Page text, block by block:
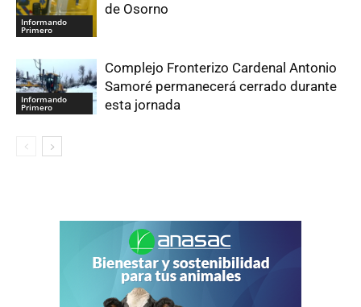
Informando
Primero
de Osorno
Informando
Primero
Complejo Fronterizo Cardenal Antonio
Samoré permanecerá cerrado durante
esta jornada